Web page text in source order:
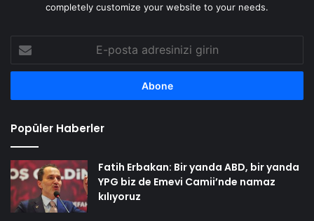
completely customize your website to your needs.
posta
adresinizi
Popüler Haberler
Fatih Erbakan: Bir yanda ABD, bir yanda
YPG biz de Emevi Camii’nde namaz
kılıyoruz